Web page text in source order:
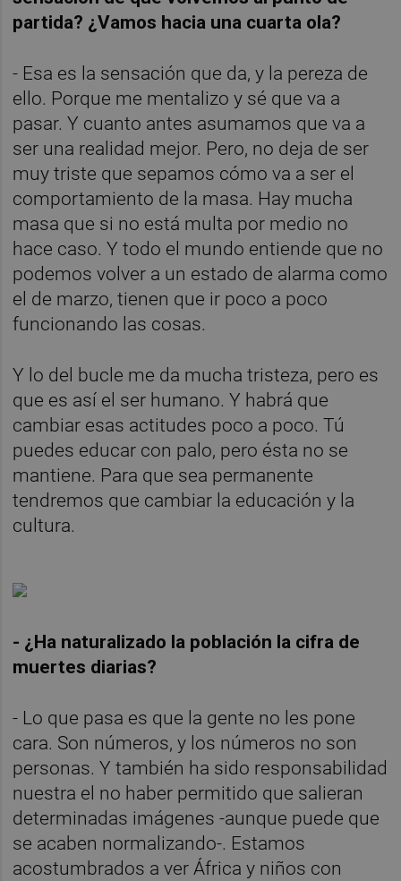
partida? ¿Vamos hacia una cuarta ola?
- Esa es la sensación que da, y la pereza de
ello. Porque me mentalizo y sé que va a
pasar. Y cuanto antes asumamos que va a
ser una realidad mejor. Pero, no deja de ser
muy triste que sepamos cómo va a ser el
comportamiento de la masa. Hay mucha
masa que si no está multa por medio no
hace caso. Y todo el mundo entiende que no
podemos volver a un estado de alarma como
el de marzo, tienen que ir poco a poco
funcionando las cosas.
Y lo del bucle me da mucha tristeza, pero es
que es así el ser humano. Y habrá que
cambiar esas actitudes poco a poco. Tú
puedes educar con palo, pero ésta no se
mantiene. Para que sea permanente
tendremos que cambiar la educación y la
cultura.
- ¿Ha naturalizado la población la cifra de
muertes diarias?
- Lo que pasa es que la gente no les pone
cara. Son números, y los números no son
personas. Y también ha sido responsabilidad
nuestra el no haber permitido que salieran
determinadas imágenes -aunque puede que
se acaben normalizando-. Estamos
acostumbrados a ver África y niños con